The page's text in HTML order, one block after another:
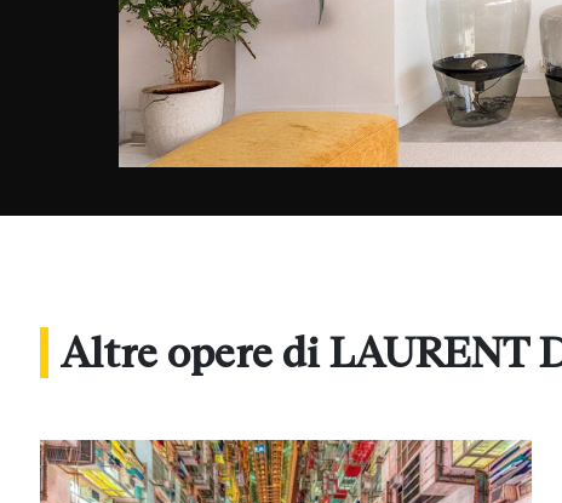
Altre opere di LAURENT